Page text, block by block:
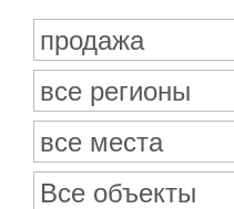
продажа
все регионы
все места
Все объекты